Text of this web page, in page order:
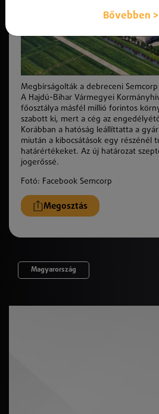
Megbírságolták a debreceni
A Hajdú-Bihar Vármegyei
főosztálya másfél millió forintos
szabott ki, mert a cég az
Korábban a hatóság leállíttatta a
miután a kibocsátások egy részénél
határértékeket. Az új határozat
jogerőssé.
Fotó: Facebook Semcorp
Megosztás
Magyarország
Bővebben